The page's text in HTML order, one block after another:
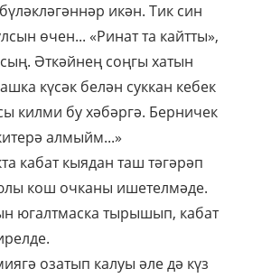
икән. Тик син
өчен... «Ринат та кайтты»,
Әткәйнең соңгы хатын
күсәк белән суккан кебек
килми бу хәбәргә. Берничек
алмыйм...»
кабат кыядан таш тәгәрәп
кош очканы ишетелмәде.
югалтмаска тырышып, кабат
озатып калуы әле дә күз